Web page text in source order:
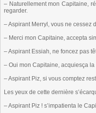
– Naturellement mon Capitaine,
regarder.
– Aspirant Merryl, vous ne cessez
– Merci mon Capitaine, accepta
– Aspirant Essiah, ne foncez pas
– Oui mon Capitaine, acquiesça
– Aspirant Piz, si vous comptez
Les yeux de cette dernière
– Aspirant Piz ! s’impatienta le